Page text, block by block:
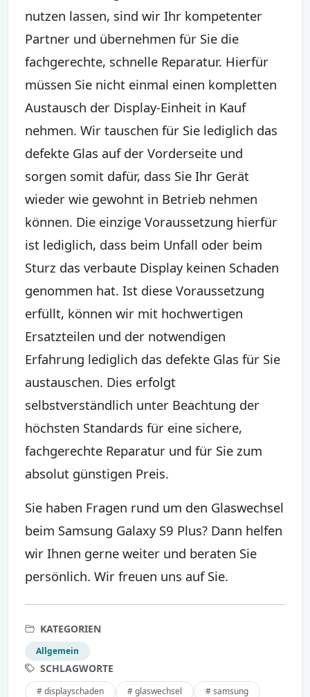
nutzen lassen, sind wir Ihr kompetenter
Partner und übernehmen für Sie die
fachgerechte, schnelle Reparatur. Hierfür
müssen Sie nicht einmal einen kompletten
Austausch der Display-Einheit in Kauf
nehmen. Wir tauschen für Sie lediglich das
defekte Glas auf der Vorderseite und
sorgen somit dafür, dass Sie Ihr Gerät
wieder wie gewohnt in Betrieb nehmen
können. Die einzige Voraussetzung hierfür
ist lediglich, dass beim Unfall oder beim
Sturz das verbaute Display keinen Schaden
genommen hat. Ist diese Voraussetzung
erfüllt, können wir mit hochwertigen
Ersatzteilen und der notwendigen
Erfahrung lediglich das defekte Glas für Sie
austauschen. Dies erfolgt
selbstverständlich unter Beachtung der
höchsten Standards für eine sichere,
fachgerechte Reparatur und für Sie zum
absolut günstigen Preis.
Sie haben Fragen rund um den Glaswechsel
beim Samsung Galaxy S9 Plus? Dann helfen
wir Ihnen gerne weiter und beraten Sie
persönlich. Wir freuen uns auf Sie.
KATEGORIEN
Allgemein
SCHLAGWORTE
# displayschaden # glaswechsel # samsung